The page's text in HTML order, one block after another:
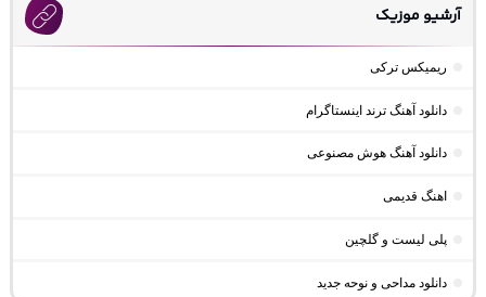
آرشیو موزیک
ریمیکس ترکی
دانلود آهنگ ترند اینستاگرام
دانلود آهنگ هوش مصنوعی
اهنگ قدیمی
پلی لیست و گلچین
دانلود مداحی و نوحه جدید